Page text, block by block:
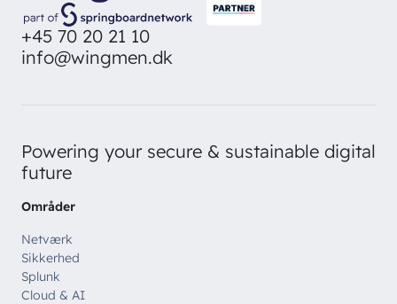
Customer Experience
+45 70 20 21 10
info@wingmen.dk
Powering your secure & sustainable digital
future
Områder
Netværk
Sikkerhed
Splunk
Cloud & AI